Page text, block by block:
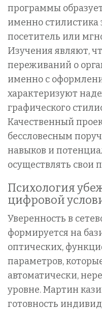
программы
именно стилистика
посетитель или
Изучения являют,
переживаний о
именно с
характеризуют
графического
Качественный
бессловесным
навыков и
осуществлять свои
Психология
цифровой
Уверенность в
формируется на
оптических,
параметров,
автоматически,
уровне. Мартин
готовность